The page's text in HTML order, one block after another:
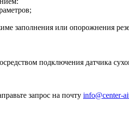
заполнения или опорожнения
подключения датчика
запрос на почту info@center-